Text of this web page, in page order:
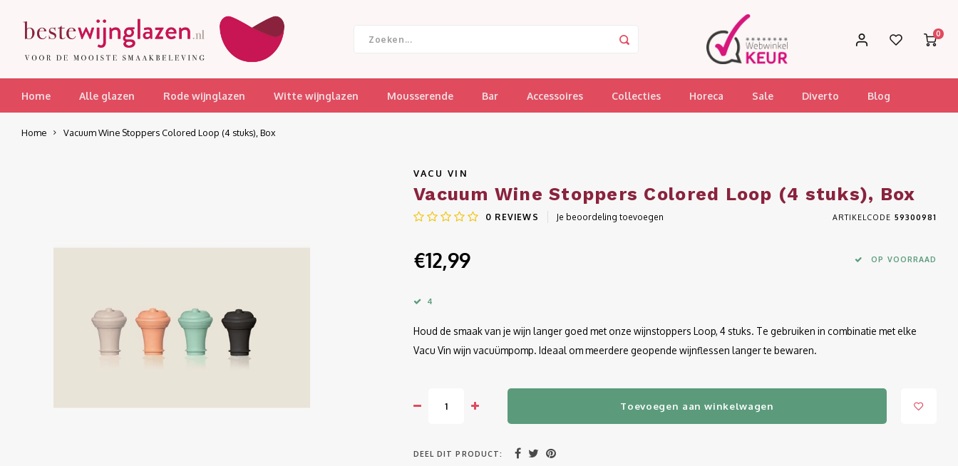
0
Home Alle glazen Rode wijnglazen Witte wijnglazen Mousserende Bar Accessoires Collecties Horeca Sale Diverto Blog
Home Vacuum Wine Stoppers Colored Loop (4 stuks), Box
VACU VIN
Vacuum Wine Stoppers Colored Loop (4 stuks), Box
0 REVIEWS Je beoordeling toevoegen ARTIKELCODE 59300981
€12,99 OP VOORRAAD
4
Houd de smaak van je wijn langer goed met onze wijnstoppers Loop, 4 stuks. Te gebruiken in combinatie met elke
Vacu Vin wijn vacuümpomp. Ideaal om meerdere geopende wijnflessen langer te bewaren.
Toevoegen aan winkelwagen
DEEL DIT PRODUCT: